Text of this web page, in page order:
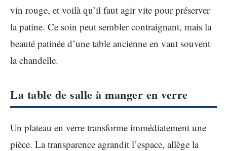
vin rouge, et voilà qu’il faut agir vite pour préserver
la patine. Ce soin peut sembler contraignant, mais la
beauté patinée d’une table ancienne en vaut souvent
la chandelle.
La table de salle à manger en verre
Un plateau en verre transforme immédiatement une
pièce. La transparence agrandit l’espace, allège la